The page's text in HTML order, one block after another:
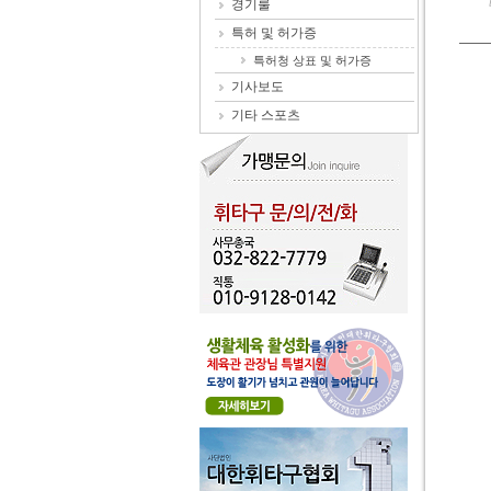
경기룰
특허 및 허가증
특허청 상표 및 허가증
기사보도
기타 스포츠